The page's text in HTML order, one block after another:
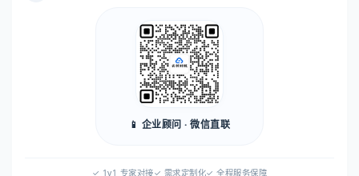
📱 企业顾问 · 微信直联
✓ 1v1 专家对接✓ 需求定制化✓ 全程服务保障